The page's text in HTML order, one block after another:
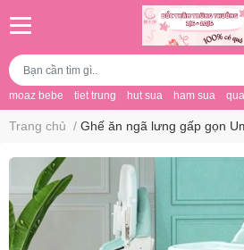
moaz bebe tiet trung hut sua ham sua
Trang chủ / Ghế ăn ngã lưng gấp gọn